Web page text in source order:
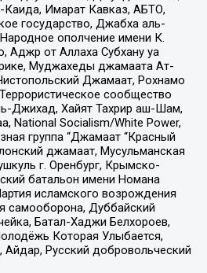
Имарат Кавказ, АБТО,
государство, Джабха аль-
ополчение имени К.
Аджр от Аллаха Субхану уа
Муджахеды джамаата Ат-
Джамаат, Рохнамо
сообщество
Джихад, Хайят Тахрир аш-Шам,
National Socialism/White Power,
группа “Джамаат “Красный
джамаат, Мусульманская
г. Оренбург, Крымско-
батальон имени Номана
исламского возрождения
самооборона, Дуббайский
Батал-Хаджи Белхороев,
Которая Улыбается,
Русский добровольческий